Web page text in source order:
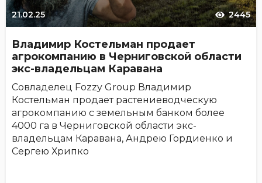
21.02.25 2445
Владимир Костельман продает
агрокомпанию в Черниговской области
экс-владельцам Каравана
Совладелец Fozzy Group Владимир
Костельман продает растениеводческую
агрокомпанию с земельным банком более
4000 га в Черниговской области экс-
владельцам Каравана, Андрею Гордиенко и
Сергею Хрипко